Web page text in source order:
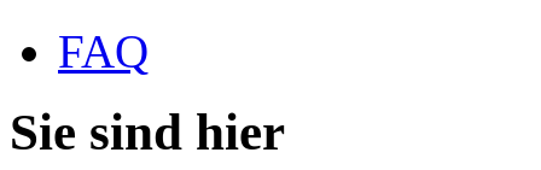
FAQ
Sie sind hier